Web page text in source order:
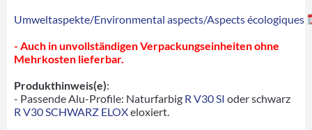
Umweltaspekte/Environmental aspects/Aspects écologiques
- Auch in unvollständigen Verpackungseinheiten ohne
Mehrkosten lieferbar.
Produkthinweis(e):
- Passende Alu-Profile: Naturfarbig R V30 SI oder schwarz
R V30 SCHWARZ ELOXeloxiert.